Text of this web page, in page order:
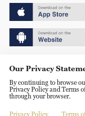
京ICP备20000184号
京公网安备
Disinformation report
Our Privacy
By continuing to browse
Privacy Policy and Terms
through your browser.
Privacy Policy Terms